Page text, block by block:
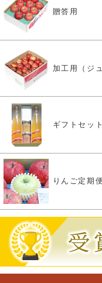
贈答用
加工用（ジ
ギフトセット
りんご定期便